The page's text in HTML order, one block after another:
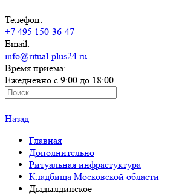
Телефон:
+7 495 150-36-47
Email:
info@ritual-plus24.ru
Время приема:
Ежедневно с 9:00 до 18:00
Назад
Главная
Дополнительно
Ритуальная инфрастуктура
Кладбища Московской области
Дыдылдинское